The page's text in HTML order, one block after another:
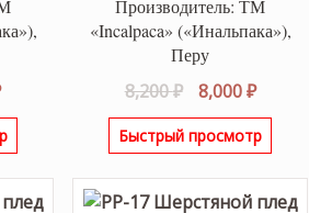
Текущая
цена:
8,800 ₽.
Производитель: ТМ
«Incalpaca» («Инальпака»),
Перу
8,200₽
цена
составляла
8,000₽
цена:
8,000
Быстрый просмотр